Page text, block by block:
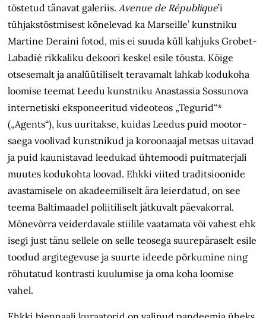
tõstetud tänavat galeriis.Avenue de République’i
tühjakstõstmisest kõnelevad ka Marseille’ kunstniku
Martine Deraini fotod, mis ei suuda küll kahjuks Grobet-
Labadié rikkaliku dekoori keskel esile tõusta. Kõige
otsesemalt ja analüütiliselt teravamalt lahkab kodukoha
loomise teemat Leedu kunstniku Anastassia Sossunova
internetiski eksponeeritud videoteos „Tegurid“*
(„Agents“), kus uuritakse, kuidas Leedus puid mootor­
saega voolivad kunstnikud ja koroonaajal metsas uitavad
ja puid kaunistavad leedukad ühtemoodi puitmaterjali
muutes kodukohta loovad. Ehkki viited traditsioonide
avastamisele on akadeemiliselt ära leierdatud, on see
teema Baltimaadel poliitiliselt jätkuvalt päevakorral.
Mõnevõrra veiderdavale stiilile vaatamata või vahest ehk
isegi just tänu sellele on selle teosega suurepäraselt esile
toodud argitegevuse ja suurte ideede põrkumine ning
rõhutatud kontrasti kuulumise ja oma koha loomise
vahel.